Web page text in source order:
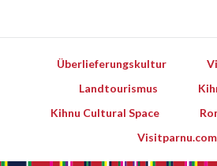
Überlieferungskultur
Landtourismus
Kihnu Cultural Space
Visitparnu.com